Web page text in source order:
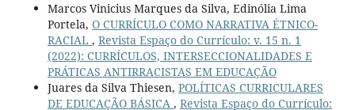
Marcos Vinicius Marques da Silva, Edinólia Lima
Portela, O CURRÍCULO COMO NARRATIVA ÉTNICO-
RACIAL , Revista Espaço do Currículo: v. 15 n. 1
(2022): CURRÍCULOS, INTERSECCIONALIDADES E
PRÁTICAS ANTIRRACISTAS EM EDUCAÇÃO
Juares da Silva Thiesen, POLÍTICAS CURRICULARES
DE EDUCAÇÃO BÁSICA , Revista Espaço do Currículo: